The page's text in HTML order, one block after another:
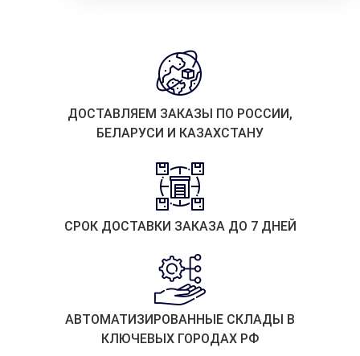
ДОСТАВЛЯЕМ ЗАКАЗЫ ПО РОССИИ,
БЕЛАРУСИ И КАЗАХСТАНУ
СРОК ДОСТАВКИ ЗАКАЗА ДО 7 ДНЕЙ
АВТОМАТИЗИРОВАННЫЕ СКЛАДЫ В
КЛЮЧЕВЫХ ГОРОДАХ РФ